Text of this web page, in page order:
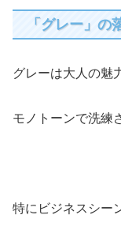
「グレー」の
グレーは大人の魅
モノトーンで洗練
特にビジネスシー